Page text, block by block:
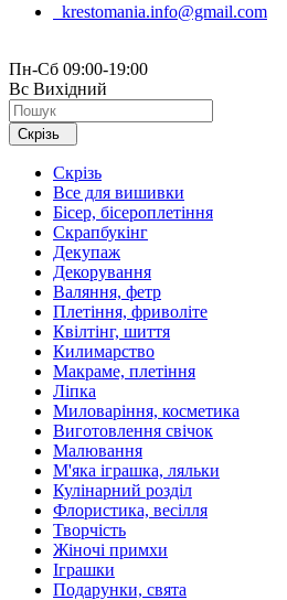
krestomania.info@gmail.com
Пн-Сб 09:00-19:00
Вс Вихідний
Скрізь
Скрізь
Все для вишивки
Бісер, бісероплетіння
Скрапбукінг
Декупаж
Декорування
Валяння, фетр
Плетіння, фриволіте
Квілтінг, шиття
Килимарство
Макраме, плетіння
Ліпка
Миловаріння, косметика
Виготовлення свічок
Малювання
М'яка іграшка, ляльки
Кулінарний розділ
Флористика, весілля
Творчість
Жіночі примхи
Іграшки
Подарунки, свята